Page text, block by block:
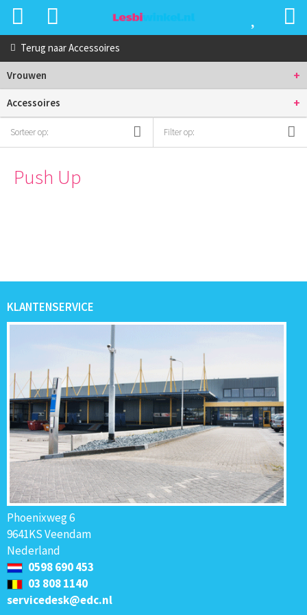
Terug naarAccessoires
Vrouwen +
Accessoires +
Sorteer op: Filter op:
Push Up
KLANTENSERVICE
Phoenixweg 6
9641KS Veendam
Nederland
0598 690 453
03 808 1140
servicedesk@edc.nl